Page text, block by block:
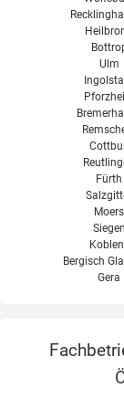
Ulm
Fürth
Moers
Siegen
Bergisch
Gera